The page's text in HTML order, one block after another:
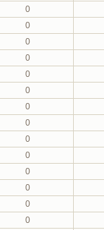
0
0
0
0
0
0
0
0
0
0
0
0
0
0